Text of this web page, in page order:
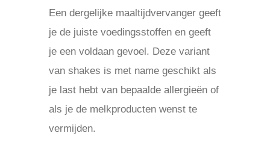
Een dergelijke maaltijdvervanger geeft
je de juiste voedingsstoffen en geeft
je een voldaan gevoel. Deze variant
van shakes is met name geschikt als
je last hebt van bepaalde allergieën of
als je de melkproducten wenst te
vermijden.